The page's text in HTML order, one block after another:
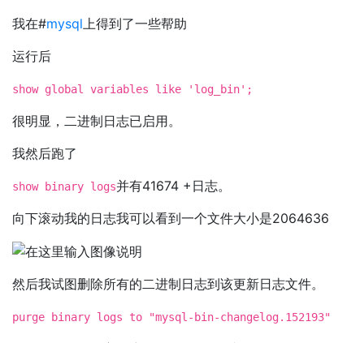
我在#mysql 上得到了一些帮助
运行后
show global variables like 'log_bin';
很明显，二进制日志已启用。
我然后跑了
show binary logs并有41674 +日志。
向下滚动我的日志我可以看到一个文件大小是2064636
然后我试图删除所有的二进制日志到该更新日志文件。
purge binary logs to "mysql-bin-changelog.152193"